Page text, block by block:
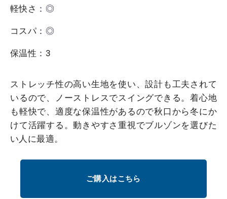
軽快さ ：◎
コスパ：◎
保温性 ： 3
ストレッチ性の高い生地を使い、設計も工夫されて
いるので、ノーストレスでスイングできる。着心地
も軽快で、適度な保温性があるので秋口から冬にか
けて活躍する。動きやすさ重視でブルゾンを選びた
い人に最適。
ご購入はこちら